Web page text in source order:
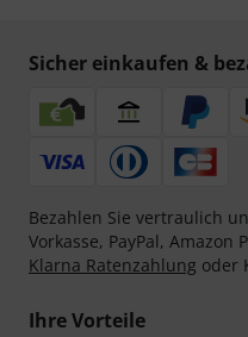
Sicher einkaufen &
Bezahlen Sie vertraulich
Vorkasse, PayPal, Amazon
Klarna Ratenzahlung oder
Ihre Vorteile